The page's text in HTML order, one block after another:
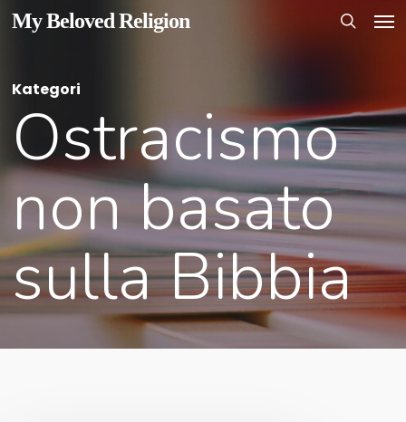
Skip
content
My Beloved Religion
Kategori
Ostracismo
non basato
sulla Bibbia